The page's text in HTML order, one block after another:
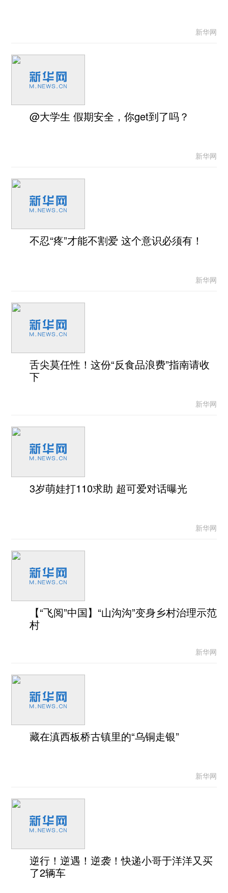
新华网
@大学生 假期安全，你get到了吗？
新华网
不忍“疼”才能不割爱 这个意识必须有！
新华网
舌尖莫任性！这份“反食品浪费”指南请收
下
新华网
3岁萌娃打110求助 超可爱对话曝光
新华网
【“飞阅”中国】“山沟沟”变身乡村治理示范
村
新华网
藏在滇西板桥古镇里的“乌铜走银”
新华网
逆行！逆遇！逆袭！快递小哥于洋洋又买
了2辆车